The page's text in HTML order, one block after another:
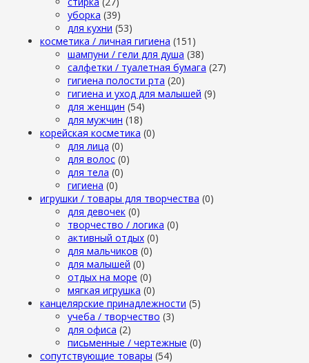
уборка (39)
для кухни (53)
косметика / личная гигиена (151)
шампуни / гели для душа (38)
салфетки / туалетная бумага (27)
гигиена полости рта (20)
гигиена и уход для малышей (9)
для женщин (54)
для мужчин (18)
корейская косметика (0)
для лица (0)
для волос (0)
для тела (0)
гигиена (0)
игрушки / товары для творчества (0)
для девочек (0)
творчество / логика (0)
активный отдых (0)
для мальчиков (0)
для малышей (0)
отдых на море (0)
мягкая игрушка (0)
канцелярские принадлежности (5)
учеба / творчество (3)
для офиса (2)
письменные / чертежные (0)
сопутствующие товары (54)